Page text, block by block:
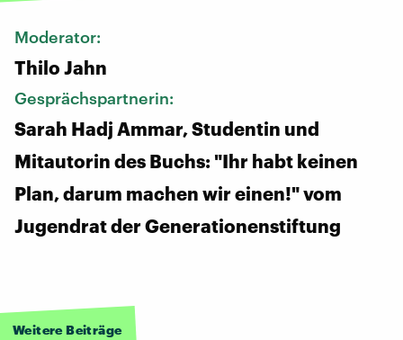
Moderator:
Thilo Jahn
Gesprächspartnerin:
Sarah Hadj Ammar, Studentin und
Mitautorin des Buchs: "Ihr habt keinen
Plan, darum machen wir einen!" vom
Jugendrat der Generationenstiftung
Weitere Beiträge